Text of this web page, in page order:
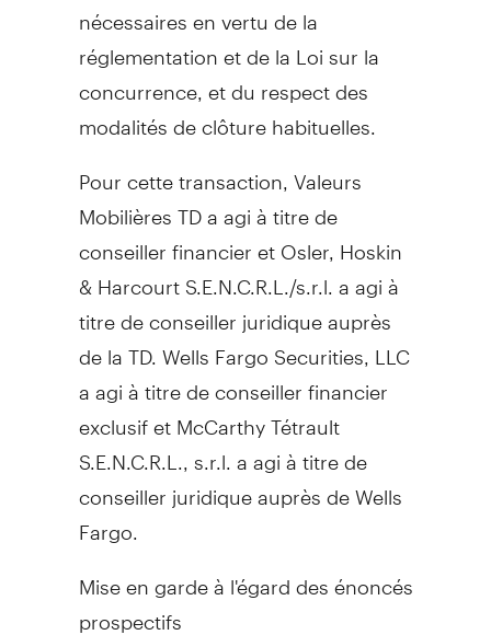
nécessaires en vertu de la
réglementation et de la Loi sur la
concurrence, et du respect des
modalités de clôture habituelles.
Pour cette transaction, Valeurs
Mobilières TD a agi à titre de
conseiller financier etOsler, Hoskin
& Harcourt S.E.N.C.R.L./s.r.l. a agi à
titre de conseiller juridique auprès
de la TD. Wells Fargo Securities, LLC
a agi à titre de conseiller financier
exclusif et McCarthy Tétrault
S.E.N.C.R.L., s.r.l. a agi à titre de
conseiller juridique auprès de Wells
Fargo.
Mise en garde à l'égard des énoncés
prospectifs